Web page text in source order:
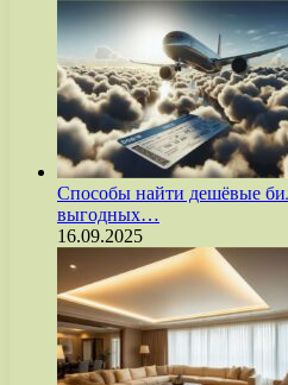
Способы найти дешёвые
выгодных…
16.09.2025